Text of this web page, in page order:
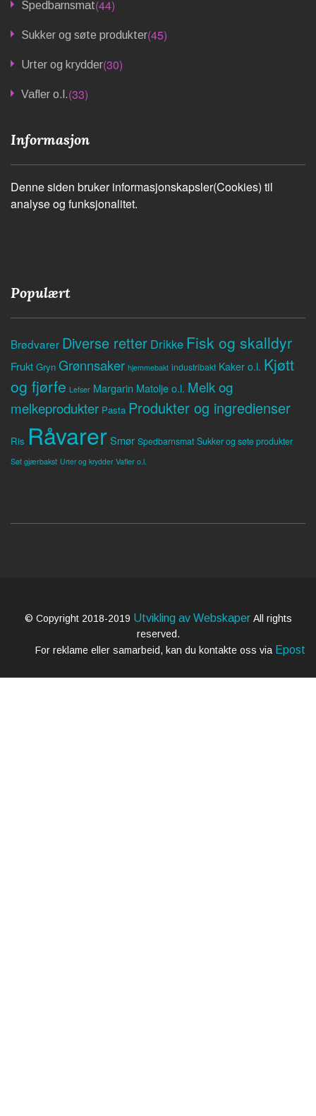
Spedbarnsmat(44)
Sukker og søte produkter(45)
Urter og krydder(30)
Vafler o.l.(33)
Informasjon
Denne siden bruker informasjonskapsler(Cookies) til
analyse og funksjonalitet.
Populært
Brødvarer Diverse retter Drikke Fisk og skalldyr
Frukt Gryn Grønnsaker hjemmebakt industribakt Kaker o.l. Kjøtt
og fjørfe Lefser Margarin Matolje o.l. Melk og
melkeprodukter Pasta Produkter og ingredienser
Ris RåvarerSmør Spedbarnsmat Sukker og søte produkter
Søt gjærbakst Urter og krydder Vafler o.l.
© Copyright 2018-2019 Utvikling av Webskaper All rights
reserved.
For reklame eller samarbeid, kan du kontakte oss via Epost